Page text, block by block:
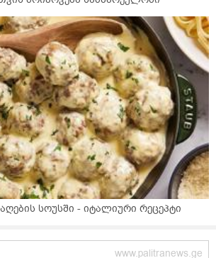
სოუსში - იტალიური რეცეპტი